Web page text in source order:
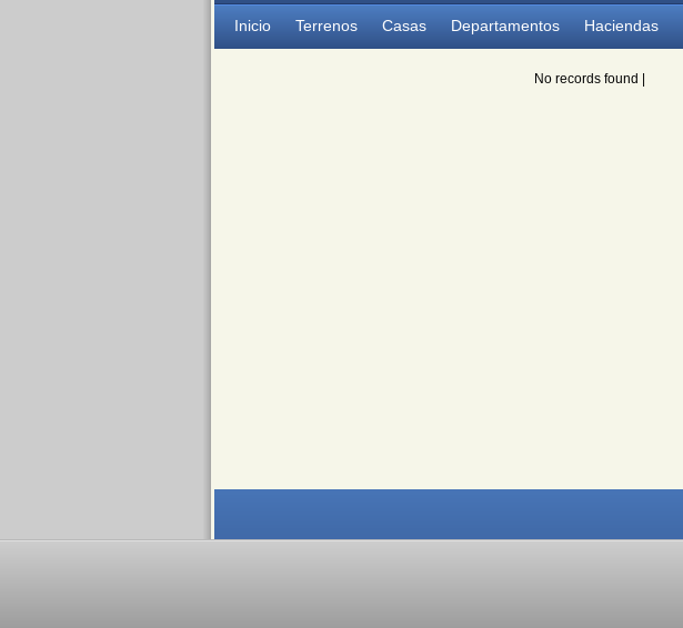
Inicio Terrenos Casas Departamentos Haciendas
No records found |